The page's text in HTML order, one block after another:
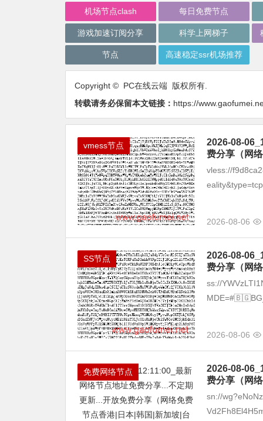
机场节点clash 每日免费节点
游戏加速订阅分享 科学上网梯子
节点 高速稳定ssr机场推荐
Copyright © PC在线云端 版权所有.
转载请务必保留本文链接： https://
vmess节点
2026-08-
费分享（网
vless://
2026-08-06
SS节点
2026-08-
费分享（网
ss://
2026-08-06
免费网络节点
2026-08-
费分享（网
sn://